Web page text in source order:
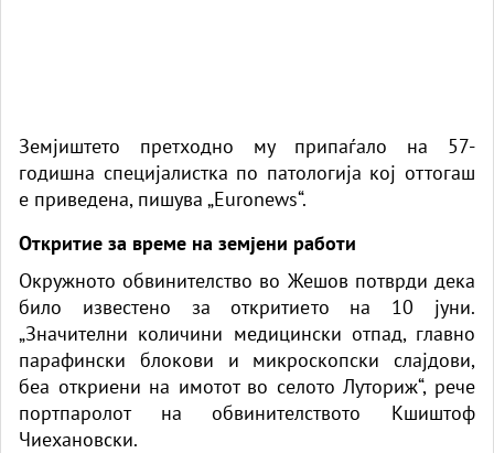
Земјиштето претходно му припаѓало на 57-
годишна специјалистка по патологија кој оттогаш
е приведена, пишува „Euronews“.
Откритие за време на земјени работи
Окружното обвинителство во Жешов потврди дека
било известено за откритието на 10 јуни.
„Значителни количини медицински отпад, главно
парафински блокови и микроскопски слајдови,
беа откриени на имотот во селото Луториж“, рече
портпаролот на обвинителството Кшиштоф
Чиехановски.